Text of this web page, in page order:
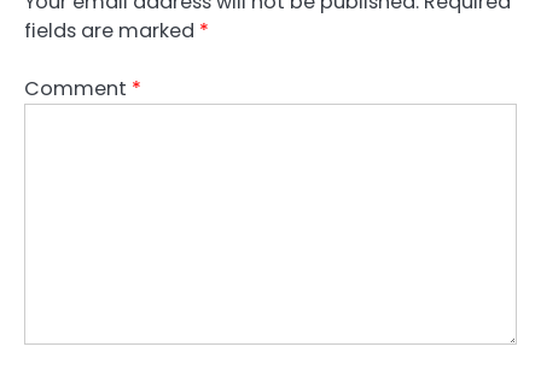
fields are marked *
Comment *